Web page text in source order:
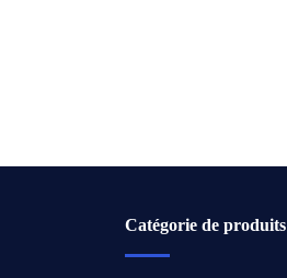
Catégorie de produits